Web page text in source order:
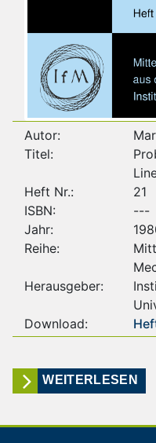
Autor:
Titel:
Heft Nr.:
21
ISBN:
---
Jahr:
Reihe:
Herausgeber:
Download:
WEITERLESEN